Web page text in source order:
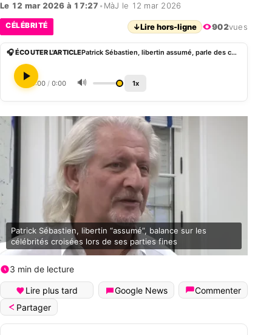
Le 12 mar 2026 à 17:27 • MàJ le 12 mar 2026
CÉLÉBRITÉ ↓Lire hors-ligne 902vues
🎧 ÉCOUTER L'ARTICLE Patrick Sébastien, libertin assumé, parle des célébrités croisées lors de ses parties fines
0:00 / 0:00 🔊 1x
Patrick Sébastien, libertin “assumé”, balance sur les
célébrités croisées lors de ses parties fines
3 min de lecture
Lire plus tard Google News
Commenter
Partager